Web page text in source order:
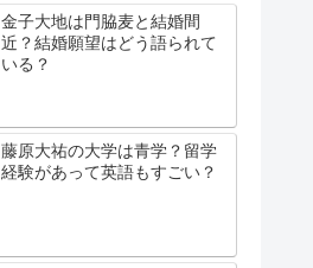
金子大地は門脇麦と結婚間
近？結婚願望はどう語られて
いる？
藤原大祐の大学は青学？留学
経験があって英語もすごい？